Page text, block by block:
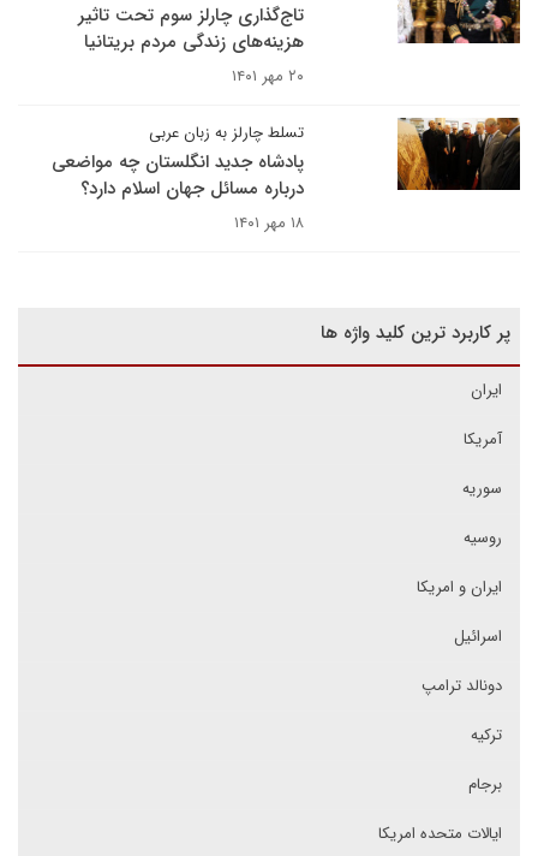
تاج‌گذاری چارلز سوم تحت تاثیر
هزینه‌های زندگی مردم بریتانیا
۲۰ مهر ۱۴۰۱
تسلط چارلز به زبان عربی
پادشاه جدید انگلستان چه مواضعی
درباره مسائل جهان اسلام دارد؟
۱۸ مهر ۱۴۰۱
پر کاربرد ترین کلید واژه ها
ایران
آمریکا
سوریه
روسیه
ایران و امریکا
اسرائیل
دونالد ترامپ
ترکیه
برجام
ایالات متحده امریکا